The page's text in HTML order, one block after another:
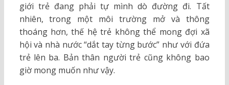
giới trẻ đang phải tự mình dò đường đi. Tất
nhiên, trong một môi trường mở và thông
thoáng hơn, thế hệ trẻ không thể mong đợi xã
hội và nhà nước “dắt tay từng bước” như với đứa
trẻ lên ba. Bản thân người trẻ cũng không bao
giờ mong muốn như vậy.